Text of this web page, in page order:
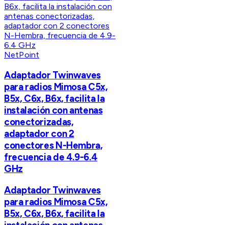
NetPoint
Adaptador Twinwaves
para radios Mimosa C5x,
B5x, C6x, B6x, facilita la
instalación con antenas
conectorizadas,
adaptador con 2
conectores N-Hembra,
frecuencia de 4.9-6.4
GHz
Adaptador Twinwaves
para radios Mimosa C5x,
B5x, C6x, B6x, facilita la